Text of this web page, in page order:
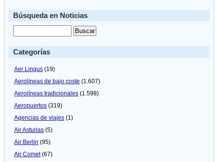
Búsqueda en Noticias
Categorías
Aer Lingus (19)
Aerolíneas de bajo coste (1.607)
Aerolíneas tradicionales (1.598)
Aeropuertos (319)
Agencias de viajes (1)
Air Asturias (5)
Air Berlin (95)
Air Comet(67)